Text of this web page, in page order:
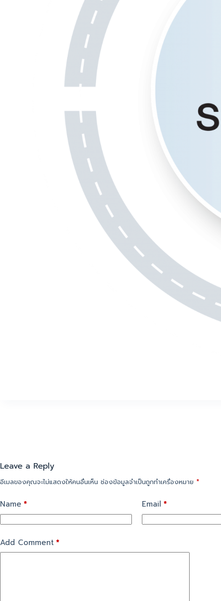
Leave a Reply
อีเมลของคุณจะไม่แสดงให้คนอื่นเห็น ช่องข้อมูลจำเป็นถูกทำเครื่องหมาย *
Name * Email *
Add Comment *